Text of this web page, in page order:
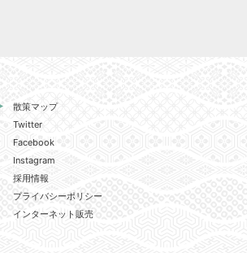
散策マップ
Twitter
Facebook
Instagram
採用情報
プライバシーポリシー
インターネット販売